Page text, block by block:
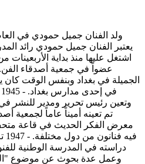
يعتبر الفنان جميل حمودي رائد
الجميلة في بغداد وبنفس الوقت
تم تعينه أميناً عاماً
معرض الفكر الحديث في قاعة
دراسته في المدرسة الوطنية
وعمل عدة بحوث عن موضوع